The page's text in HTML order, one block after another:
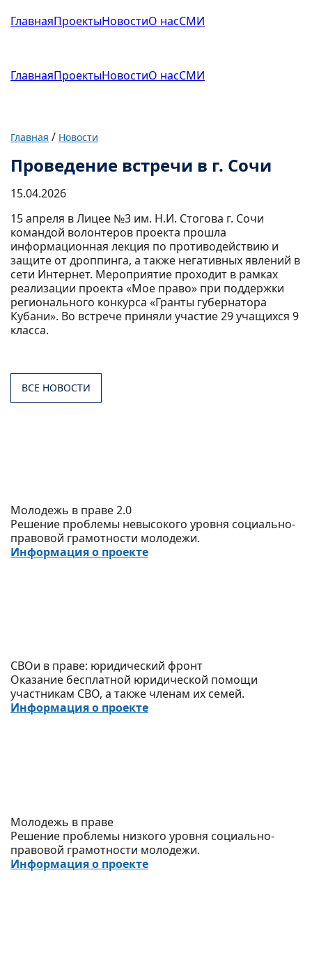
ГлавнаяПроектыНовостиО насСМИ
ГлавнаяПроектыНовостиО насСМИ
Главная / Новости
Проведение встречи в г. Сочи
15.04.2026
15 апреля в Лицее №3 им. Н.И. Стогова г. Сочи
командой волонтеров проекта прошла
информационная лекция по противодействию и
защите от дроппинга, а также негативных явлений в
сети Интернет. Мероприятие проходит в рамках
реализации проекта «Мое право» при поддержки
регионального конкурса «Гранты губернатора
Кубани». Во встрече приняли участие 29 учащихся 9
класса.
ВСЕ НОВОСТИ
Молодежь в праве 2.0
Решение проблемы невысокого уровня социально-
правовой грамотности молодежи.
Информация о проекте
СВОи в праве: юридический фронт
Оказание бесплатной юридической помощи
участникам СВО, а также членам их семей.
Информация о проекте
Молодежь в праве
Решение проблемы низкого уровня социально-
правовой грамотности молодежи.
Информация о проекте